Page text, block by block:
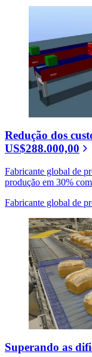
Redução dos
US$288.000,00
Fabricante global de
produção em 30%
Fabricante global de
Superando as